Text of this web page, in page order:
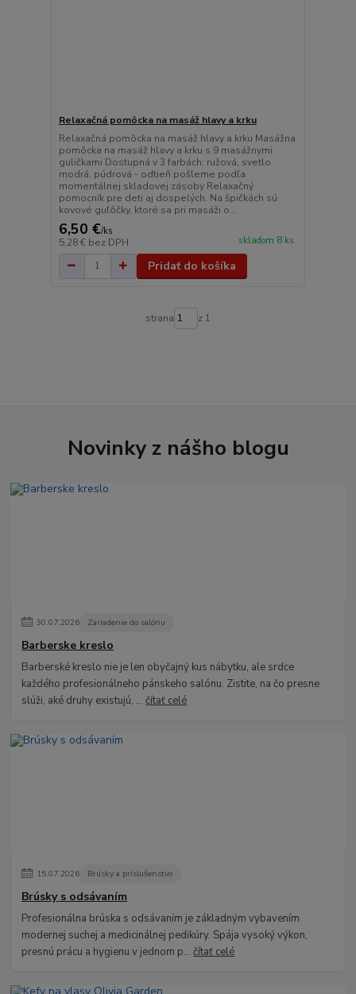
Relaxačná pomôcka na masáž hlavy a krku
Relaxačná pomôcka na masáž hlavy a krku Masážna
pomôcka na masáž hlavy a krku s 9 masážnymi
guličkami Dostupná v 3 farbách: ružová, svetlo
modrá, púdrová - odtieň pošleme podľa
momentálnej skladovej zásoby Relaxačný
pomocník pre deti aj dospelých. Na špičkách sú
kovové guľôčky, ktoré sa pri masáži o...
6,50 €/ks
5,28 € bez DPH skladom 8 ks
Pridať do košíka
strana z 1
Novinky z nášho blogu
30.07.2026 Zariadenie do salónu
Barberske kreslo
Barberské kreslo nie je len obyčajný kus nábytku, ale srdce
každého profesionálneho pánskeho salónu. Zistite, na čo presne
slúži, aké druhy existujú, ...čítať celé
15.07.2026 Brúsky a príslušenstvo
Brúsky s odsávaním
Profesionálna brúska s odsávaním je základným vybavením
modernej suchej a medicinálnej pedikúry. Spája vysoký výkon,
presnú prácu a hygienu v jednom p...čítať celé